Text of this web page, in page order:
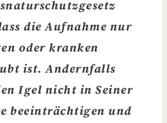
dieAufnahme nur
oder kranken
ist. Andernfalls
Igel nicht in Seiner
beeinträchtigen und